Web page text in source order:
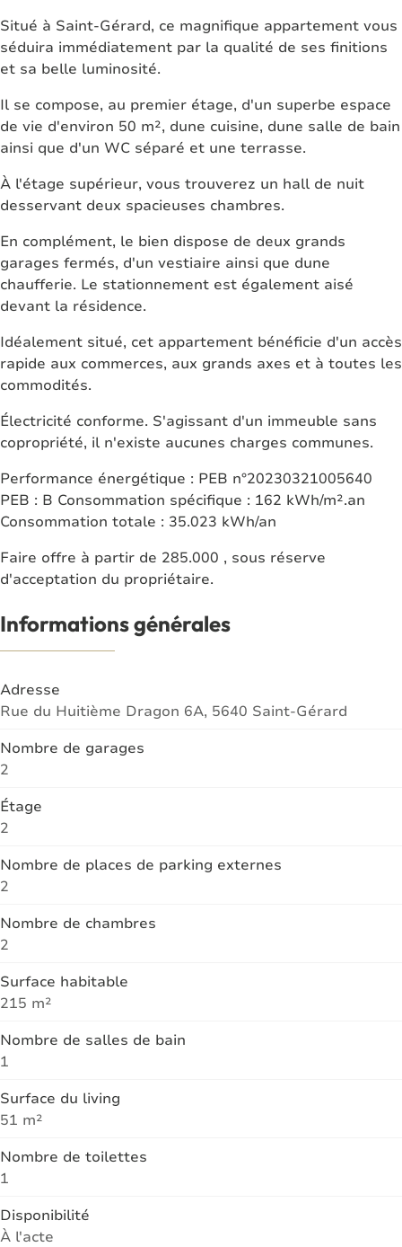
Situé à Saint-Gérard, ce magnifique appartement vous
séduira immédiatement par la qualité de ses finitions
et sa belle luminosité.
Il se compose, au premier étage, d'un superbe espace
de vie d'environ 50 m², dune cuisine, dune salle de bain
ainsi que d'un WC séparé et une terrasse.
À l'étage supérieur, vous trouverez un hall de nuit
desservant deux spacieuses chambres.
En complément, le bien dispose de deux grands
garages fermés, d'un vestiaire ainsi que dune
chaufferie. Le stationnement est également aisé
devant la résidence.
Idéalement situé, cet appartement bénéficie d'un accès
rapide aux commerces, aux grands axes et à toutes les
commodités.
Électricité conforme. S'agissant d'un immeuble sans
copropriété, il n'existe aucunes charges communes.
Performance énergétique : PEB n°20230321005640
PEB : B Consommation spécifique : 162 kWh/m².an
Consommation totale : 35.023 kWh/an
Faire offre à partir de 285.000 , sous réserve
d'acceptation du propriétaire.
Informations générales
Adresse
Rue du Huitième Dragon 6A, 5640 Saint-Gérard
Nombre de garages
2
Étage
2
Nombre de places de parking externes
2
Nombre de chambres
2
Surface habitable
215 m²
Nombre de salles de bain
1
Surface du living
51 m²
Nombre de toilettes
1
Disponibilité
À l'acte